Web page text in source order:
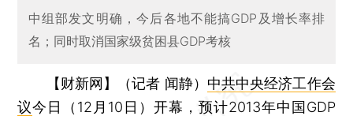
中组部发文明确，今后各地不能搞GDP及增长率排
名；同时取消国家级贫困县GDP考核
【财新网】（记者 闻静） 中共中央经济工作会
议今日（12月10日）开幕，预计2013年中国GDP